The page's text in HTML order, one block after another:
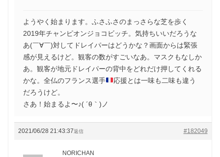
ようやく始まります。ふさふさのまっさらな芝を歩く
2019年チャンピオンジョコビッチ。気持ちいいだろうな
あ(￣∀￣)対してドレイパーはどうかな？画面からは緊張
感が見えるけど。観客の数がすごいなあ。マスクもなしか
あ。観客が地元ドレイパーの背中をどれだけ押してくれる
かな。全仏のフランス選手
応援とは一味も二味も違う
だろうけど。
さあ！始まるよ〜♪( ´θ｀)ノ
2021/06/28 21:43:37 #182049
返信
NORICHAN